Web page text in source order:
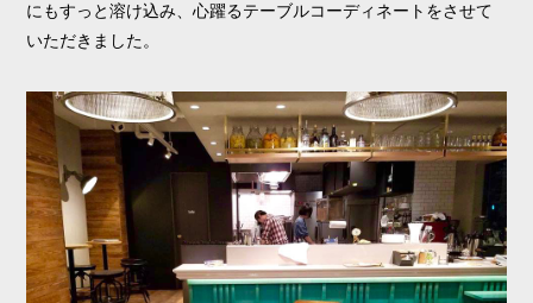
にもすっと溶け込み、心躍るテーブルコーディネートをさせて
いただきました。